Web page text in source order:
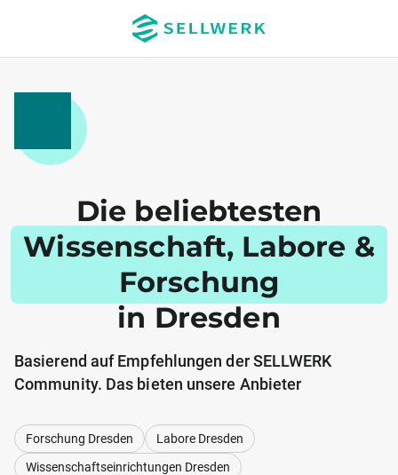
Die beliebtesten
Wissenschaft, Labore &
Forschung
in Dresden
Basierend auf Empfehlungen der SELLWERK
Community. Das bieten unsere Anbieter
Forschung Dresden
Labore Dresden
Wissenschaftseinrichtungen Dresden